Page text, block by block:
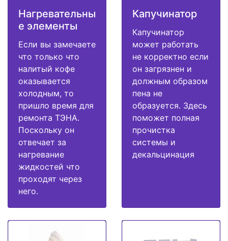
Нагревательны
е элементы
Если вы замечаете
что только что
налитый кофе
оказывается
холодным, то
пришло время для
ремонта ТЭНА.
Поскольку он
отвечает за
нагревание
жидкостей что
проходят через
него.
Капучинатор
Капучинатор
может работать
не корректно если
он загрязнен и
должным образом
пена не
образуется. Здесь
поможет полная
прочистка
системы и
декальцинация